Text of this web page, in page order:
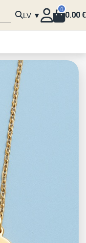
LV ▼
0
0.00€